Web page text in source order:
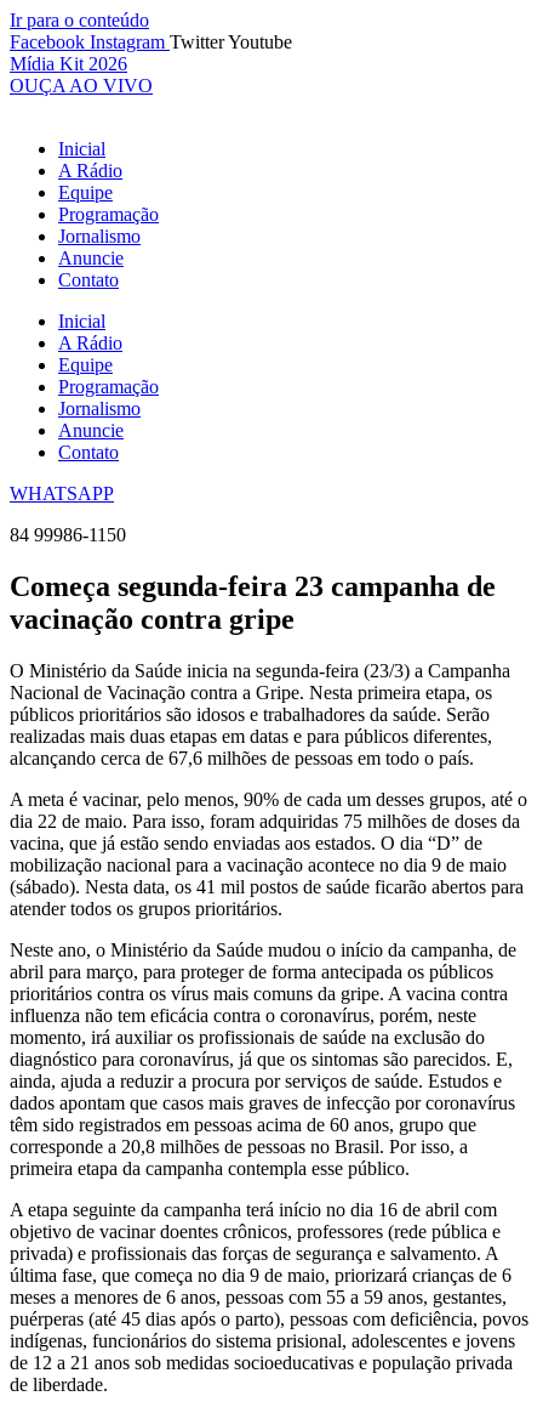
Ir para o conteúdo
Facebook Instagram TwitterYoutube
Mídia Kit 2026
OUÇA AO VIVO
Inicial
A Rádio
Equipe
Programação
Jornalismo
Anuncie
Contato
Inicial
A Rádio
Equipe
Programação
Jornalismo
Anuncie
Contato
WHATSAPP
84 99986-1150
Começa segunda-feira 23 campanha de
vacinação contra gripe
O Ministério da Saúde inicia na segunda-feira (23/3) a Campanha
Nacional de Vacinação contra a Gripe. Nesta primeira etapa, os
públicos prioritários são idosos e trabalhadores da saúde. Serão
realizadas mais duas etapas em datas e para públicos diferentes,
alcançando cerca de 67,6 milhões de pessoas em todo o país.
A meta é vacinar, pelo menos, 90% de cada um desses grupos, até o
dia 22 de maio. Para isso, foram adquiridas 75 milhões de doses da
vacina, que já estão sendo enviadas aos estados. O dia “D” de
mobilização nacional para a vacinação acontece no dia 9 de maio
(sábado). Nesta data, os 41 mil postos de saúde ficarão abertos para
atender todos os grupos prioritários.
Neste ano, o Ministério da Saúde mudou o início da campanha, de
abril para março, para proteger de forma antecipada os públicos
prioritários contra os vírus mais comuns da gripe. A vacina contra
influenza não tem eficácia contra o coronavírus, porém, neste
momento, irá auxiliar os profissionais de saúde na exclusão do
diagnóstico para coronavírus, já que os sintomas são parecidos. E,
ainda, ajuda a reduzir a procura por serviços de saúde. Estudos e
dados apontam que casos mais graves de infecção por coronavírus
têm sido registrados em pessoas acima de 60 anos, grupo que
corresponde a 20,8 milhões de pessoas no Brasil. Por isso, a
primeira etapa da campanha contempla esse público.
A etapa seguinte da campanha terá início no dia 16 de abril com
objetivo de vacinar doentes crônicos, professores (rede pública e
privada) e profissionais das forças de segurança e salvamento. A
última fase, que começa no dia 9 de maio, priorizará crianças de 6
meses a menores de 6 anos, pessoas com 55 a 59 anos, gestantes,
puérperas (até 45 dias após o parto), pessoas com deficiência, povos
indígenas, funcionários do sistema prisional, adolescentes e jovens
de 12 a 21 anos sob medidas socioeducativas e população privada
de liberdade.